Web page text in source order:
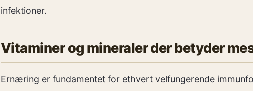
infektioner.
Vitaminer og mineraler der betyder
Ernæring er fundamentet for ethvert velfungerende